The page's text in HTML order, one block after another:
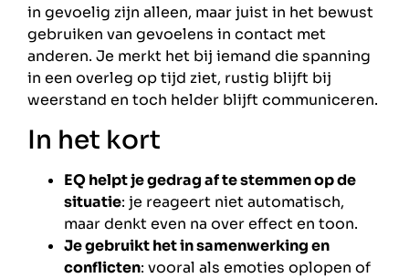
in gevoelig zijn alleen, maar juist in het bewust
gebruiken van gevoelens in contact met
anderen. Je merkt het bij iemand die spanning
in een overleg op tijd ziet, rustig blijft bij
weerstand en toch helder blijft communiceren.
In het kort
EQ helpt je gedrag af te stemmen op de
situatie: je reageert niet automatisch,
maar denkt even na over effect en toon.
Je gebruikt het in samenwerking en
conflicten: vooral als emoties oplopen of